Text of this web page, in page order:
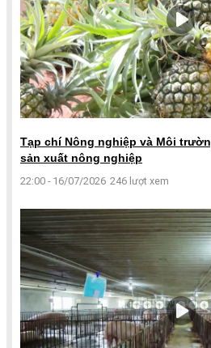
Tạp chí Nông nghiệp và Môi
sản xuất nông nghiệp
22:00 - 16/07/2026 246 lượt xem